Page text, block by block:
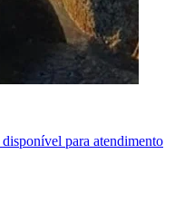
para atendimento